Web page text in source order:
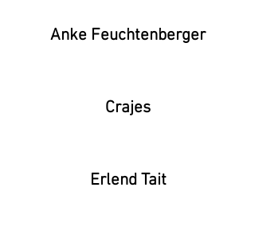
Anke Feuchtenberger
Crajes
Erlend Tait